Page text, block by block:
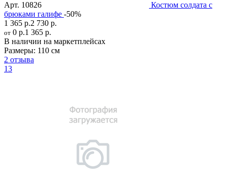
Арт. 10826
Костюм солдата с
брюками галифе -50%
1 365 р.2 730 р.
от 0 р.1 365 р.
В наличии на маркетплейсах
Размеры: 110 см
2 отзыва
13